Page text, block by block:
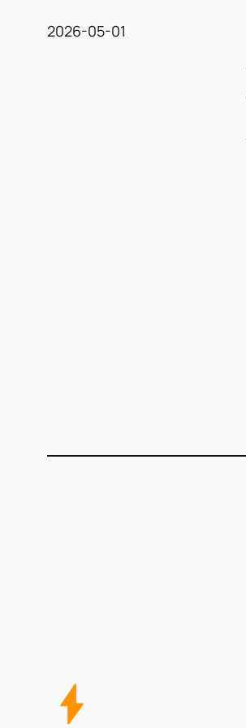
2026-05-01